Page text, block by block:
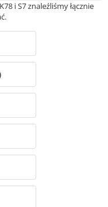
i S7 znaleźliśmy łącznie